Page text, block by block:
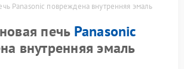
Panasonic повреждена внутренняя эмаль
печь Panasonic
внутренняя эмаль